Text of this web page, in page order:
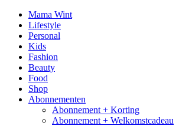
Mama Wint
Lifestyle
Personal
Kids
Fashion
Beauty
Food
Shop
Abonnementen
Abonnement + Korting
Abonnement + Welkomstcadeau